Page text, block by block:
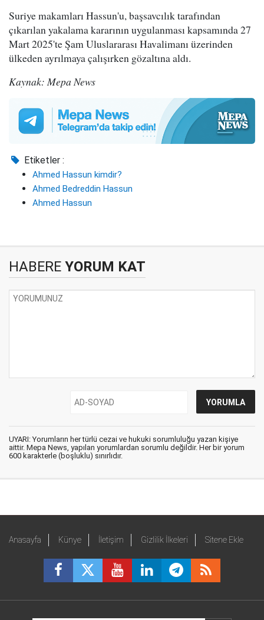
Suriye makamları Hassun'u, başsavcılık tarafından
çıkarılan yakalama kararının uygulanması kapsamında 27
Mart 2025'te Şam Uluslararası Havalimanı üzerinden
ülkeden ayrılmaya çalışırken gözaltına aldı.
Kaynak: Mepa News
Etiketler :
Ahmed Hassun kimdir?
Ahmed Bedreddin Hassun
Ahmed Hassun
HABERE YORUM KAT
UYARI: Yorumların her türlü cezai ve hukuki sorumluluğu yazan kişiye
aittir. Mepa News, yapılan yorumlardan sorumlu değildir. Her bir yorum
600 karakterle (boşluklu) sınırlıdır.
Anasayfa Künye İletişim Gizlilik İlkeleri Sitene Ekle